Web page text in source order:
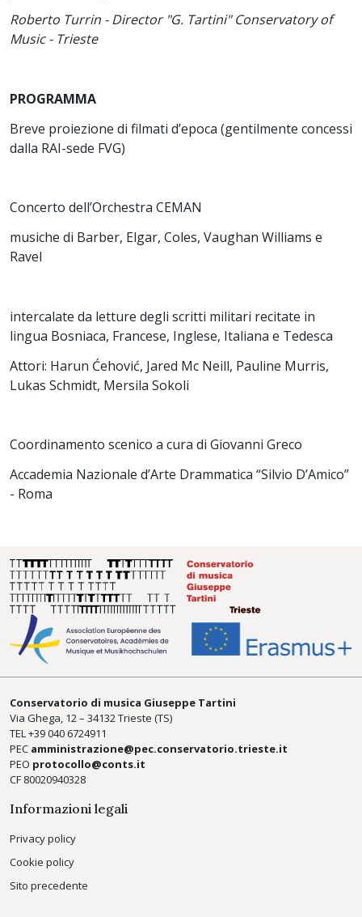
Roberto Turrin - Director "G. Tartini" Conservatory of
Music - Trieste
PROGRAMMA
Breve proiezione di filmati d’epoca (gentilmente concessi
dalla RAI-sede FVG)
Concerto dell’Orchestra CEMAN
musiche di Barber, Elgar, Coles, Vaughan Williams e
Ravel
intercalate da letture degli scritti militari recitate in
lingua Bosniaca, Francese, Inglese, Italiana e Tedesca
Attori: Harun Ćehović, Jared Mc Neill, Pauline Murris,
Lukas Schmidt, Mersila Sokoli
Coordinamento scenico a cura di Giovanni Greco
Accademia Nazionale d’Arte Drammatica “Silvio D’Amico”
- Roma
Conservatorio di musica Giuseppe Tartini
Via Ghega, 12 – 34132 Trieste (TS)
TEL +39040 6724911
PEC amministrazione@pec.conservatorio.trieste.it
PEO protocollo@conts.it
CF 80020940328
Informazioni legali
Privacy policy
Cookie policy
Sito precedente